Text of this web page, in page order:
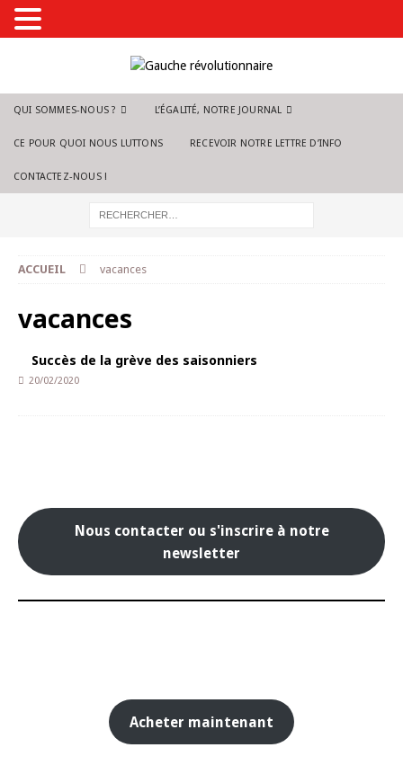
QUI SOMMES-NOUS ? L’ÉGALITÉ, NOTRE JOURNAL
CE POUR QUOI NOUS LUTTONS RECEVOIR NOTRE LETTRE D’INFO
CONTACTEZ-NOUS !
ACCUEIL vacances
vacances
Succès de la grève des saisonniers
20/02/2020
Nous contacter ou s'inscrire à notre
newsletter
Acheter maintenant